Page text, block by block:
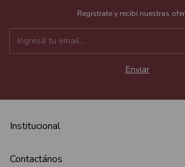
Registrate y recibí nuestras
Institucional
Contactános